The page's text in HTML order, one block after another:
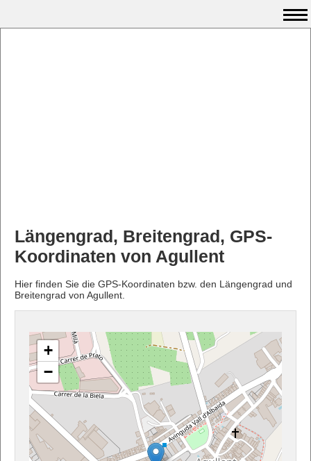
Längengrad, Breitengrad, GPS-
Koordinaten von Agullent
Hier finden Sie die GPS-Koordinaten bzw. den Längengrad und
Breitengrad von Agullent.
+
−